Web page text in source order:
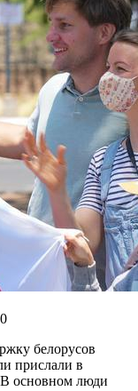
белорусов
прислали в
основном люди